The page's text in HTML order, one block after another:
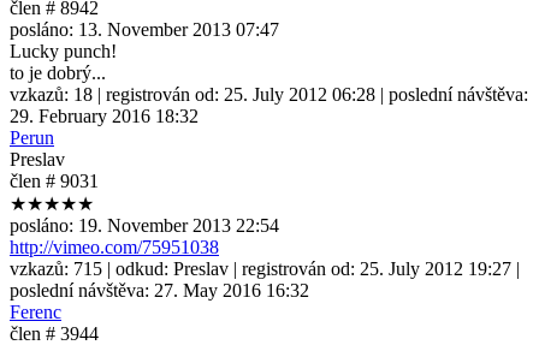
člen # 8942
posláno: 13. November 2013 07:47
Lucky punch!
to je dobrý...
vzkazů: 18 | registrován od: 25. July 2012 06:28 | poslední návštěva:
29. February 2016 18:32
Perun
Preslav
člen # 9031
★★★★★
posláno: 19. November 2013 22:54
http://vimeo.com/75951038
vzkazů: 715 | odkud: Preslav | registrován od: 25. July 2012 19:27 |
poslední návštěva: 27. May 2016 16:32
Ferenc
člen # 3944